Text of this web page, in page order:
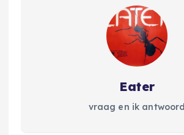
Eater
vraag en ik antwoord